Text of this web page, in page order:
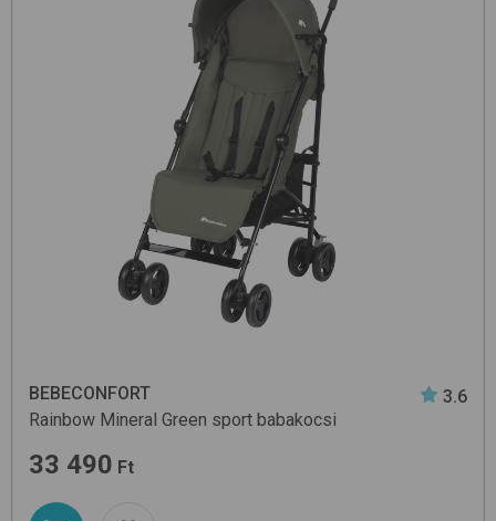
BEBECONFORT
3.6
Rainbow Mineral Green sport babakocsi
33 490 Ft